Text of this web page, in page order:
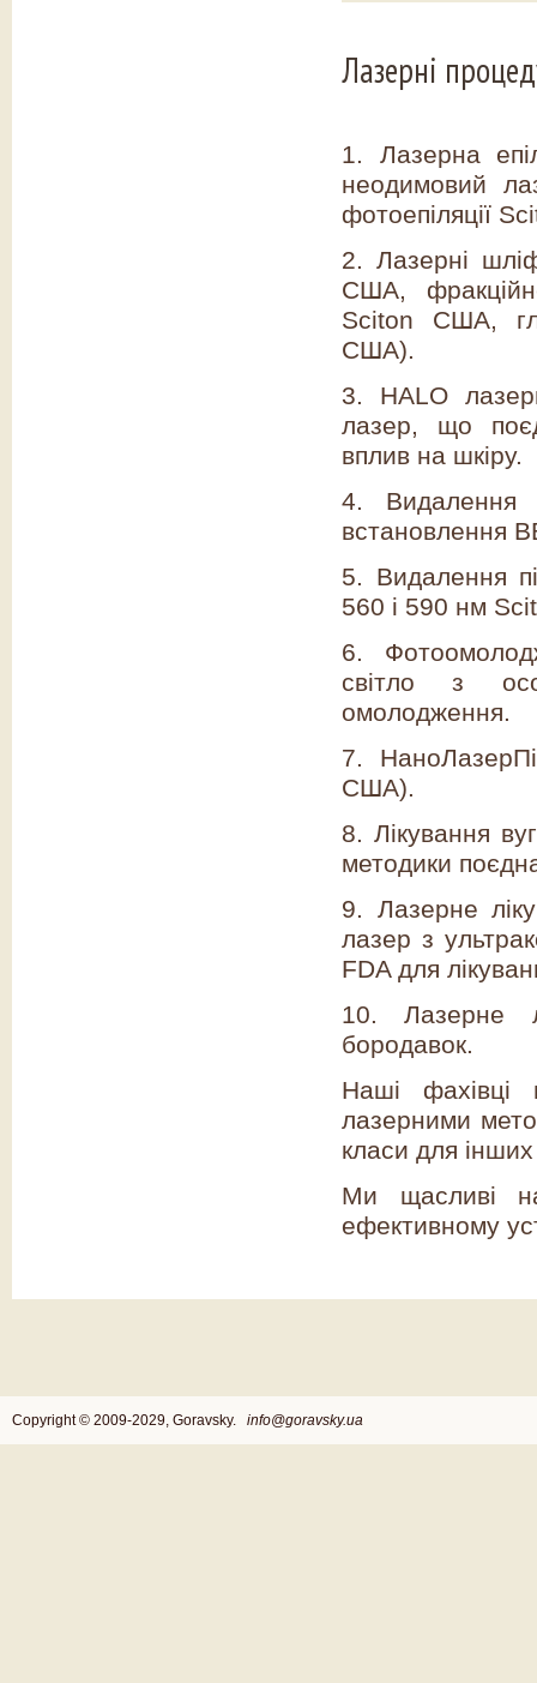
Лазерні
1. Лазерна
неодимовий
фотоепіляції
2. Лазерні
США,
Sciton США,
США).
3. HALO
лазер, що
вплив на шкіру.
4.
встановлення
5. Видалення
560 і 590 нм
6.
світло з
омолодження.
7.
США).
8. Лікування
методики
9. Лазерне
лазер з
FDA для
10. Лазерне
бородавок.
Наші фахівці
лазерними
класи для інших
Ми щасливі
ефективному
Copyright © 2009-2029, Goravsky. info@goravsky.ua